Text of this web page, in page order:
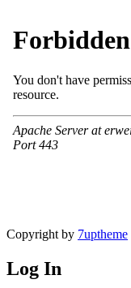
Copyright by 7uptheme
Log In